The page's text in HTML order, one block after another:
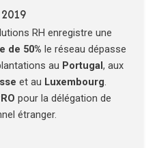
2019
RH enregistre une
de 50% le réseau dépasse
au Portugal, aux
et au Luxembourg.
pour la délégation de
étranger.